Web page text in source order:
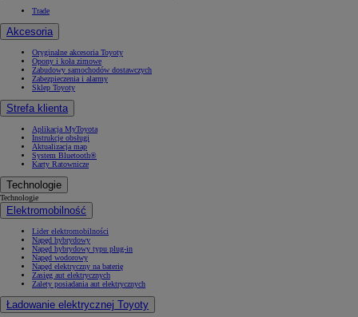
Trade
Akcesoria
Oryginalne akcesoria Toyoty
Opony i koła zimowe
Zabudowy samochodów dostawczych
Zabezpieczenia i alarmy
Sklep Toyoty
Strefa klienta
Aplikacja MyToyota
Instrukcje obsługi
Aktualizacja map
System Bluetooth®
Karty Ratownicze
Technologie
Technologie
Elektromobilność
Lider elektromobilności
Napęd hybrydowy
Napęd hybrydowy typu plug-in
Napęd wodorowy
Napęd elektryczny na baterię
Zasięg aut elektrycznych
Zalety posiadania aut elektrycznych
Ładowanie elektrycznej Toyoty